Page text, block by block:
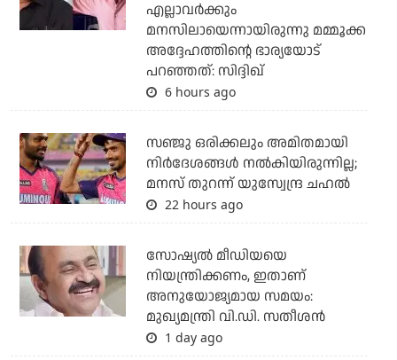
എല്ലാവര്‍ക്കും
മനസിലായെന്നായിരുന്നു മമ്മൂക്ക
അദ്ദേഹത്തിന്റെ ഭാര്യയോട്
പറഞ്ഞത്: സിദ്ദിഖ്
6 hours ago
സഞ്ജു ഒരിക്കലും അമിതമായി
നിര്‍ദേശങ്ങള്‍ നല്‍കിയിരുന്നില്ല;
മനസ് തുറന്ന് യുസ്വേന്ദ്ര ചഹല്‍
22 hours ago
സോഷ്യല്‍ മീഡിയയെ
നിയന്ത്രിക്കണം, ഇതാണ്
അനുയോജ്യമായ സമയം:
മുഖ്യമന്ത്രി വി.ഡി. സതീശന്‍
1 day ago